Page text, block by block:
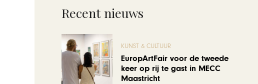
Recent nieuws
KUNST & CULTUUR
EuropArtFair voor de tweede
keer op rij te gast in MECC
Maastricht